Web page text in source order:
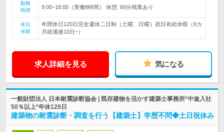
勤務
時間
9:00~18:00（実働8時間） 休憩: 60分残業あり
休日
休暇
年間休日120日完全週休二日制（土曜、日曜）祝日有給休暇（6カ
月経過後10日~）
求人詳細を見る 気になる
一般財団法人 日本耐震診断協会 | 既存建物を活かす建築士事務所*中途入社
50％以上*年休120日
建築物の耐震診断・調査を行う【建築士】学歴不問◆土日祝休み